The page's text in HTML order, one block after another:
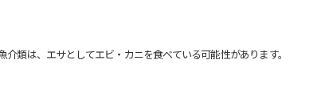
類は、エサとしてエビ・カニを食べている可能性があります。